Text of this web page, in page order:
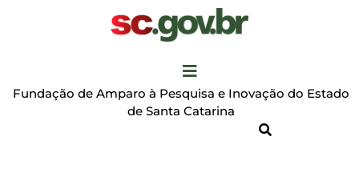
Fundação de Amparo à Pesquisa e Inovação do Estado
de Santa Catarina